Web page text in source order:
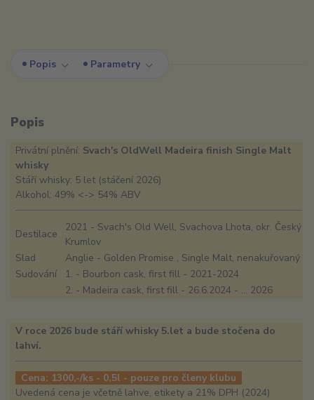
Popis Parametry
Popis
Privátní plnění: Svach's OldWell Madeira finish Single Malt
whisky
Stáří whisky: 5 let (stáčení 2026)
Alkohol: 49% <-> 54% ABV
Destilace
2021 - Svach's Old Well, Svachova Lhota, okr. Český
Krumlov
Slad
Anglie - Golden Promise , Single Malt, nenakuřovaný
Sudování
1. - Bourbon cask, first fill - 2021-2024
2. - Madeira cask, first fill - 26.6.2024 - ... 2026
V roce 2026 bude stáří whisky 5.let a bude stočena do
lahví.
Cena: 1300,-/ks - 0,5l - pouze pro členy klubu
Uvedená cena je včetně lahve, etikety a 21% DPH (2024)